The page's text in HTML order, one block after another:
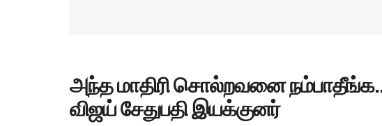
அந்த மாதிரி சொல்றவனை
விஜய் சேதுபதி இயக்குனர்